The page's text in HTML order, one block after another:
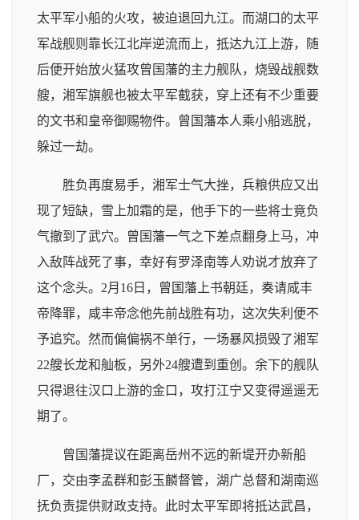
太平军小船的火攻，被迫退回九江。而湖口的太平
军战舰则靠长江北岸逆流而上，抵达九江上游，随
后便开始放火猛攻曾国藩的主力舰队，烧毁战舰数
艘，湘军旗舰也被太平军截获，穿上还有不少重要
的文书和皇帝御赐物件。曾国藩本人乘小船逃脱，
躲过一劫。
胜负再度易手，湘军士气大挫，兵粮供应又出
现了短缺，雪上加霜的是，他手下的一些将士竟负
气撤到了武穴。曾国藩一气之下差点翻身上马，冲
入敌阵战死了事，幸好有罗泽南等人劝说才放弃了
这个念头。2月16日，曾国藩上书朝廷，奏请咸丰
帝降罪，咸丰帝念他先前战胜有功，这次失利便不
予追究。然而偏偏祸不单行，一场暴风损毁了湘军
22艘长龙和舢板，另外24艘遭到重创。余下的舰队
只得退往汉口上游的金口，攻打江宁又变得遥遥无
期了。
曾国藩提议在距离岳州不远的新堤开办新船
厂，交由李孟群和彭玉麟督管，湖广总督和湖南巡
抚负责提供财政支持。此时太平军即将抵达武昌，